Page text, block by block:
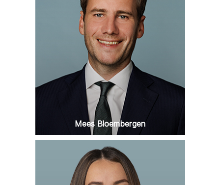
Mees Bloembergen